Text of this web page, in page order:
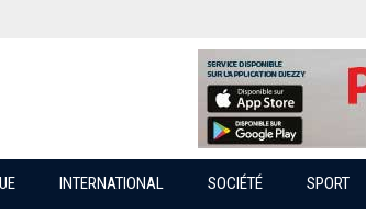
INTERNATIONAL SOCIÉTÉ SPORT